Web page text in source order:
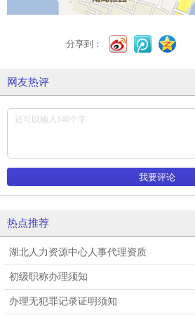
分享到：
网友热评
热点推荐
湖北人力资源中心人事代理资质
初级职称办理须知
办理无犯罪记录证明须知